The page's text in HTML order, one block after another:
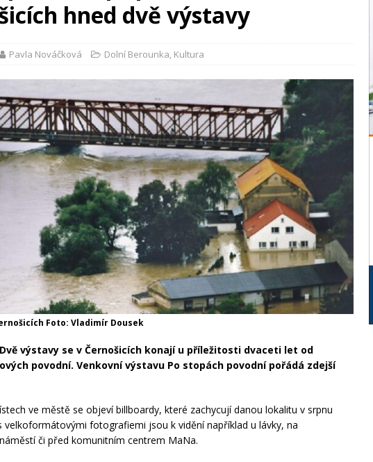
hned dvě výstavy
Pavla Nováčková Dolní Berounka, Kultura
Foto: Vladimír Dousek
Dvě výstavy se v Černošicích konají u příležitosti dvaceti let od
povodní. Venkovní výstavu Po stopách povodní pořádá zdejší
ve městě se objeví billboardy, které zachycují danou lokalitu v srpnu
velkoformátovými fotografiemi jsou k vidění například u lávky, na
či před komunitním centrem MaNa.